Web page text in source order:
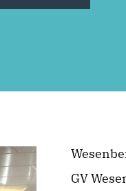
GV